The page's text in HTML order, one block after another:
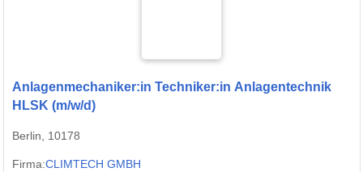
Anlagenmechaniker:in Techniker:in Anlagentechnik
HLSK (m/w/d)
Berlin, 10178
Firma:CLIMTECH GMBH